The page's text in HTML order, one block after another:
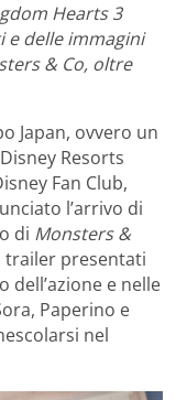
Hearts 3
e delle immagini
& Co, oltre
Japan, ovvero un
Resorts
Fan Club,
l’arrivo di
di Monsters &
trailer presentati
dell’azione e nelle
Paperino e
nel